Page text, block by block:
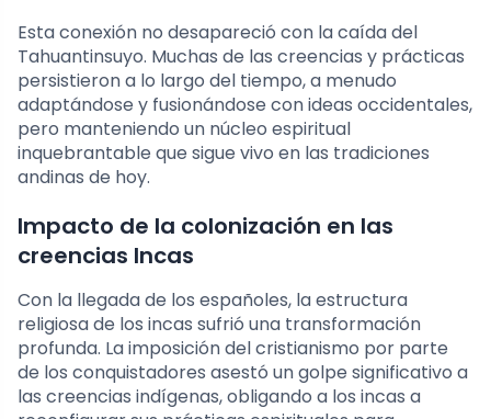
Esta conexión no desapareció con la caída del
Tahuantinsuyo. Muchas de las creencias y prácticas
persistieron a lo largo del tiempo, a menudo
adaptándose y fusionándose con ideas occidentales,
pero manteniendo un núcleo espiritual
inquebrantable que sigue vivo en las tradiciones
andinas de hoy.
Impacto de la colonización en las
creencias Incas
Con la llegada de los españoles, la estructura
religiosa de los incas sufrió una transformación
profunda. La imposición del cristianismo por parte
de los conquistadores asestó un golpe significativo a
las creencias indígenas, obligando a los incas a